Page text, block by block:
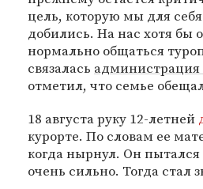
цель, которую мы для
добились. На нас хотя бы
нормально общаться
связалась администрация
отметил, что семье
18 августа руку 12-летней
курорте. По словам ее
когда нырнул. Он пытался
очень сильно. Тогда стал